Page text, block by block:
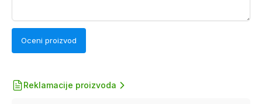
Oceni proizvod
Reklamacije proizvoda